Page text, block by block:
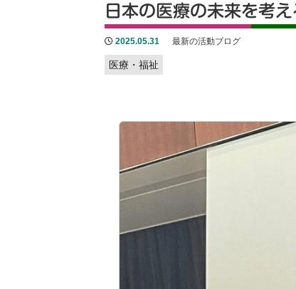
日本の医療の未来を考
2025.05.31 最新の活動ブログ
医療・福祉